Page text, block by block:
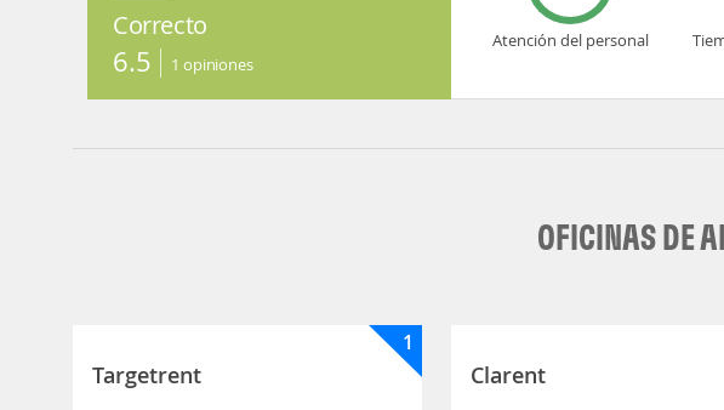
Correcto
6.5 1 opiniones
Atención del personal
OFICINAS DE
Targetrent
1
Clarent